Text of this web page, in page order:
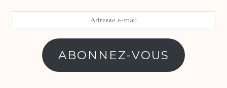
ABONNEZ-VOUS